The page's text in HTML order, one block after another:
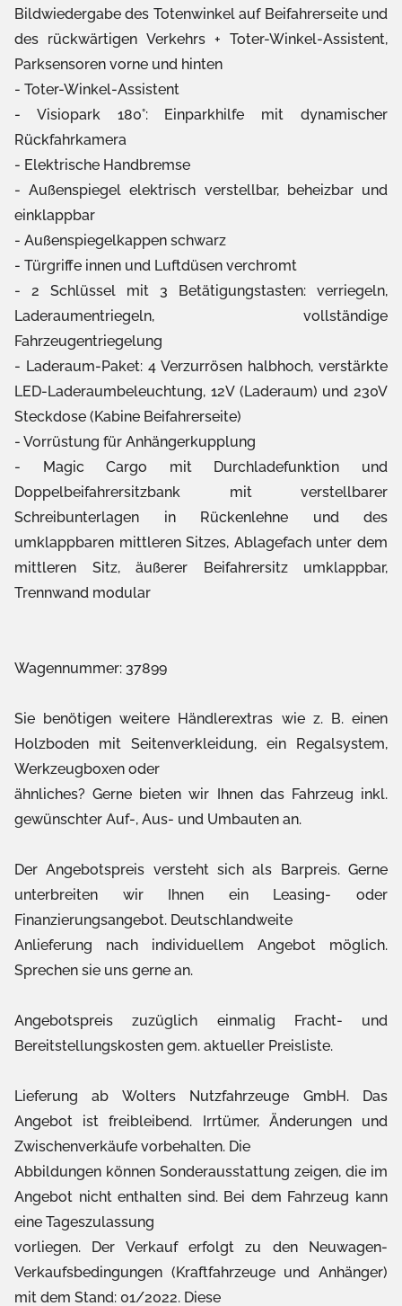
Bildwiedergabe des Totenwinkel auf Beifahrerseite und
des rückwärtigen Verkehrs + Toter-Winkel-Assistent,
Parksensoren vorne und hinten
Toter-Winkel-Assistent
Visiopark 180°: Einparkhilfe mit dynamischer
Rückfahrkamera
Elektrische Handbremse
Außenspiegel elektrisch verstellbar, beheizbar und
einklappbar
Außenspiegelkappen schwarz
Türgriffe innen und Luftdüsen verchromt
2 Schlüssel mit 3 Betätigungstasten: verriegeln,
Laderaumentriegeln, vollständige
Fahrzeugentriegelung
Laderaum-Paket: 4 Verzurrösen halbhoch, verstärkte
LED-Laderaumbeleuchtung, 12V (Laderaum) und 230V
Steckdose (Kabine Beifahrerseite)
Vorrüstung für Anhängerkupplung
Magic Cargo mit Durchladefunktion und
Doppelbeifahrersitzbank mit verstellbarer
Schreibunterlagen in Rückenlehne und des
umklappbaren mittleren Sitzes, Ablagefach unter dem
mittleren Sitz, äußerer Beifahrersitz umklappbar,
Trennwand modular
Wagennummer: 37899
Sie benötigen weitere Händlerextras wie z. B. einen
Holzboden mit Seitenverkleidung, ein Regalsystem,
Werkzeugboxen oder
ähnliches? Gerne bieten wir Ihnen das Fahrzeug inkl.
gewünschter Auf-, Aus- und Umbauten an.
Der Angebotspreis versteht sich als Barpreis. Gerne
unterbreiten wir Ihnen ein Leasing- oder
Finanzierungsangebot. Deutschlandweite
Anlieferung nach individuellem Angebot möglich.
Sprechen sie uns gerne an.
Angebotspreis zuzüglich einmalig Fracht- und
Bereitstellungskosten gem. aktueller Preisliste.
Lieferung ab Wolters Nutzfahrzeuge GmbH. Das
Angebot ist freibleibend. Irrtümer, Änderungen und
Zwischenverkäufe vorbehalten. Die
Abbildungen können Sonderausstattung zeigen, die im
Angebot nicht enthalten sind. Bei dem Fahrzeug kann
eine Tageszulassung
vorliegen. Der Verkauf erfolgt zu den Neuwagen-
Verkaufsbedingungen (Kraftfahrzeuge und Anhänger)
mit dem Stand: 01/2022. Diese